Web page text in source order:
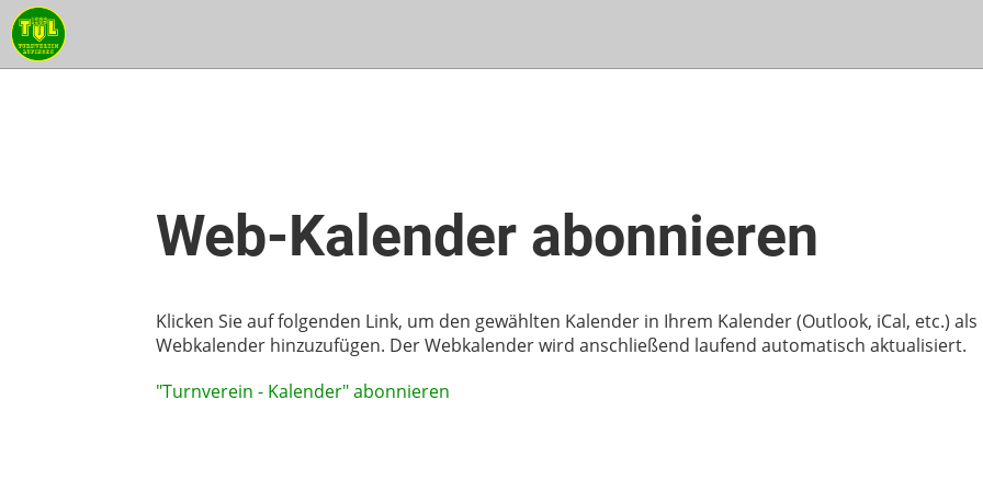
Web-Kalender abonnieren
Klicken Sie auf folgenden Link, um den gewählten Kalender in Ihrem Kalender (Outlook, iCal, etc.) als
Webkalender hinzuzufügen. Der Webkalender wird anschließend laufend automatisch aktualisiert.
"Turnverein - Kalender" abonnieren